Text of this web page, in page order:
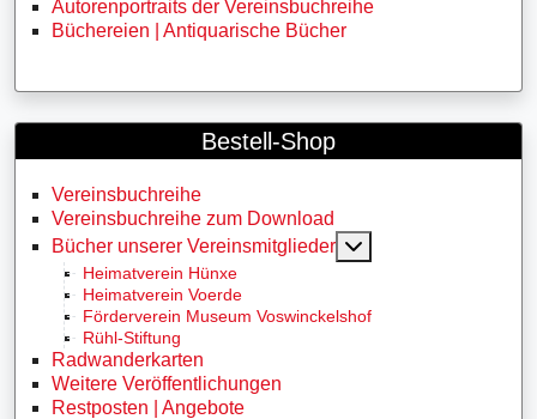
Autorenportraits der Vereinsbuchreihe
Büchereien | Antiquarische Bücher
Bestell-Shop
Vereinsbuchreihe
Vereinsbuchreihe zum Download
Bücher unserer Vereinsmitglieder
Heimatverein Hünxe
Heimatverein Voerde
Förderverein Museum Voswinckelshof
Rühl-Stiftung
Radwanderkarten
Weitere Veröffentlichungen
Restposten | Angebote